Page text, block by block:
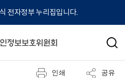
전자정부 누리집입니다.
검
인쇄 공유